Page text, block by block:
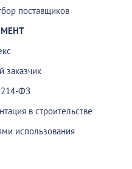
поставщиков
заказчик
214-ФЗ
в строительстве
использования